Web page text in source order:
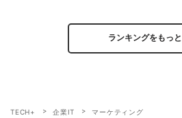
ランキングをもっ
TECH+ 企業IT
マーケティング